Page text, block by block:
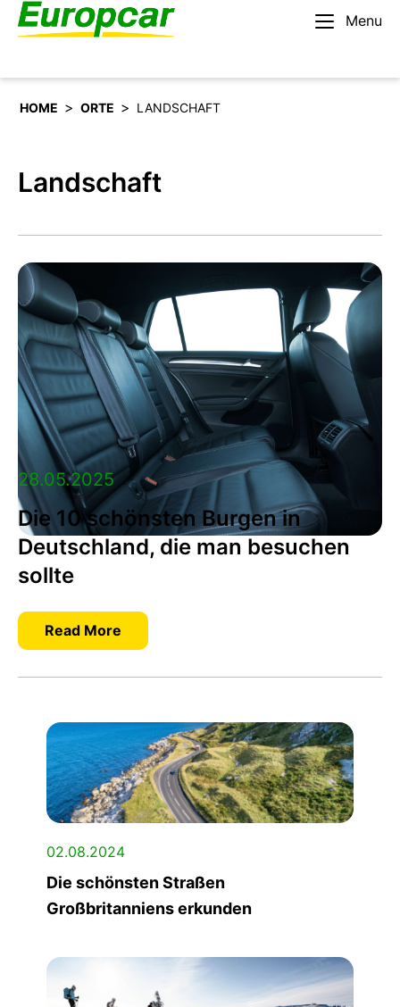
Menu
Deutsch
HOME > ORTE > LANDSCHAFT
Landschaft
28.05.2025
Die 10 schönsten Burgen in
Deutschland, die man besuchen
sollte
Read More
02.08.2024
Die schönsten Straßen
Großbritanniens erkunden